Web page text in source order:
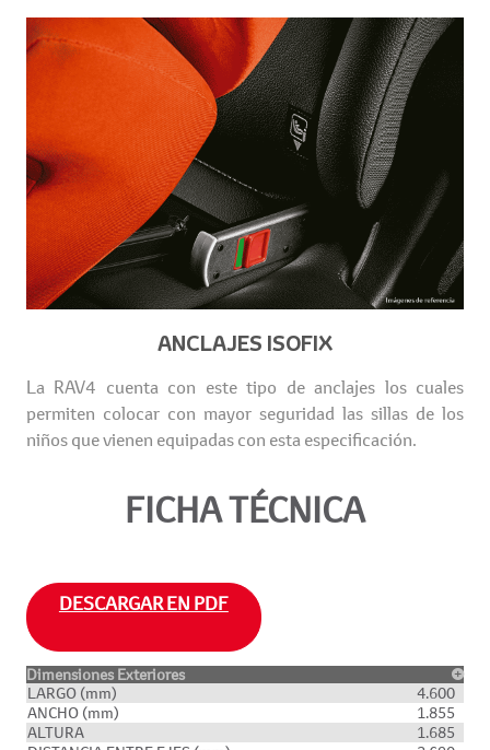
ANCLAJES ISOFIX
La RAV4 cuenta con este tipo de anclajes los cuales
permiten colocar con mayor seguridad las sillas de los
niños que vienen equipadas con esta especificación.
FICHA TÉCNICA
DESCARGAR EN PDF
Dimensiones Exteriores
LARGO (mm)
4.600
ANCHO (mm)
1.855
ALTURA
1.685